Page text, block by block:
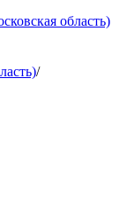
область)
/